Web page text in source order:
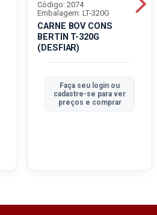
CARNE BOV CONS
BERTIN T-320G
(DESFIAR)
Código: 2074
Embalagem: LT-320G
Faça seu login ou
cadastre-se para ver
preços e comprar